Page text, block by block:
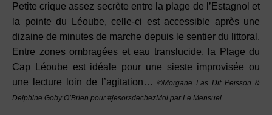
Petite crique assez secrète entre la plage de l’Estagnol et
la pointe du Léoube, celle-ci est accessible après une
dizaine de minutes de marche depuis le sentier du littoral.
Entre zones ombragées et eau translucide, la Plage du
Cap Léoube est idéale pour une sieste improvisée ou
une lecture loin de l’agitation…
©Morgane Las Dit Peisson &
Delphine Goby O’Brien pour #jesorsdechezMoi par Le Mensuel